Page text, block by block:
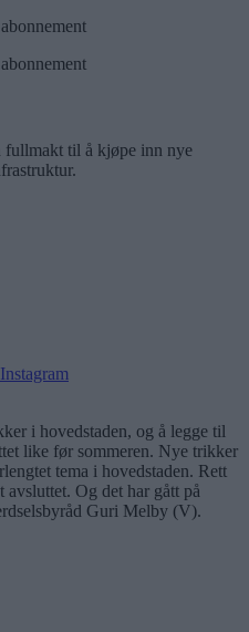
fullmakt til å kjøpe inn nye
Instagram
i hovedstaden, og å legge til
like før sommeren. Nye trikker
tema i hovedstaden. Rett
avsluttet. Og det har gått på
Guri Melby (V).